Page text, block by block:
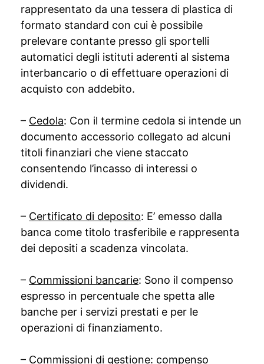
rappresentato da una tessera di plastica di
formato standard con cui è possibile
prelevare contante presso gli sportelli
automatici degli istituti aderenti al sistema
interbancario o di effettuare operazioni di
acquisto con addebito.
– Cedola: Con il termine cedola si intende un
documento accessorio collegato ad alcuni
titoli finanziari che viene staccato
consentendo l’incasso di interessi o
dividendi.
– Certificato di deposito: E’ emesso dalla
banca come titolo trasferibile e rappresenta
dei depositi a scadenza vincolata.
– Commissioni bancarie: Sono il compenso
espresso in percentuale che spetta alle
banche per i servizi prestati e per le
operazioni di finanziamento.
– Commissioni di gestione: compenso